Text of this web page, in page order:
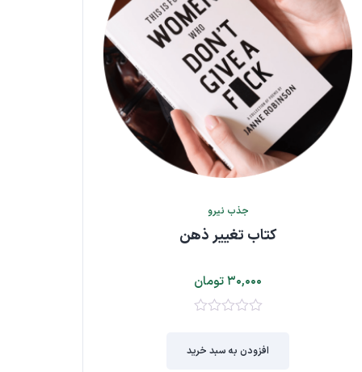
جذب نیرو
کتاب تغییر ذهن
۳۰,۰۰۰تومان
۵
افزودن به سبد خرید